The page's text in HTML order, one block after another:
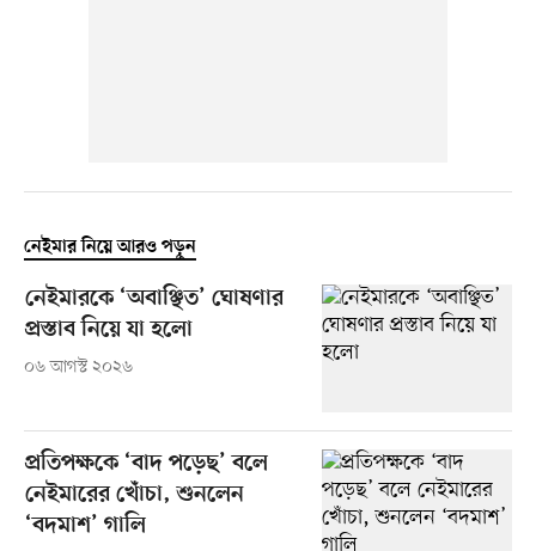
নেইমার নিয়ে আরও পড়ুন
নেইমারকে ‘অবাঞ্ছিত’ ঘোষণার
প্রস্তাব নিয়ে যা হলো
০৬ আগস্ট ২০২৬
প্রতিপক্ষকে ‘বাদ পড়েছ’ বলে
নেইমারের খোঁচা, শুনলেন
‘বদমাশ’ গালি